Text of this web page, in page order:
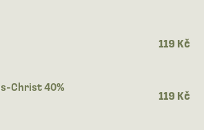
119 Kč
Christ 40%
119 Kč